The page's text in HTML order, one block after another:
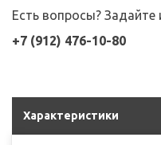
Есть вопросы?
+7 (912) 476-10-80
Характеристики